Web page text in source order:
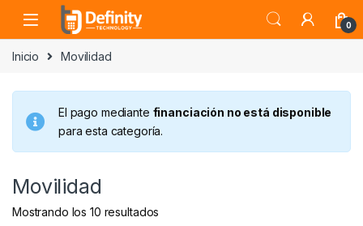
Skip to navigation
Skip to content
Open 0
Inicio Movilidad
El pago mediante financiación no está disponible
para esta categoría.
Movilidad
Mostrando los 10 resultados